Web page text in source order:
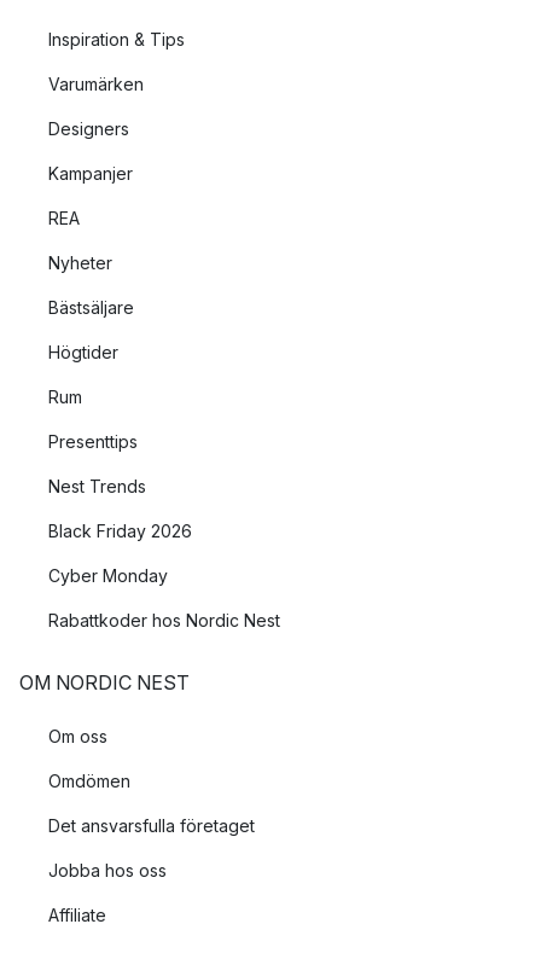
Inspiration & Tips
Varumärken
Designers
Kampanjer
REA
Nyheter
Bästsäljare
Högtider
Rum
Presenttips
Nest Trends
Black Friday 2026
Cyber Monday
Rabattkoder hos Nordic Nest
OM NORDIC NEST
Om oss
Omdömen
Det ansvarsfulla företaget
Jobba hos oss
Affiliate